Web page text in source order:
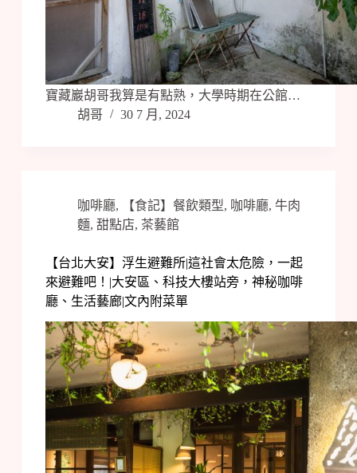
寶藏巖胡哥我算是有點熟，大學時期在公館…
胡哥
30 7 月, 2024
咖啡廳, 【食記】餐飲類型, 咖啡廳, 牛肉
麵, 甜點店, 茶藝館
【台北大安】浮生避難所|這社會太危險，一起
來避難吧！|大安區、科技大樓站旁，神秘咖啡
廳、生活藝廊|文內附菜單